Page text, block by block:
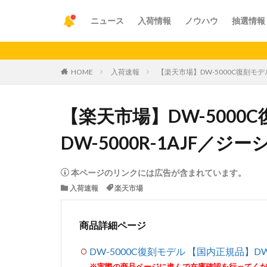
ニュース 入荷情報 ノウハウ 抽選情報
HOME 入荷速報 【楽天市場】DW-5000C復刻モ
【楽天市場】DW-
DW-5000R-1AJF／ジー
本ページのリンクには広告が含まれています。
入荷速報 楽天市場
商品詳細ページ
DW-5000C復刻モデル 【国内正規品】